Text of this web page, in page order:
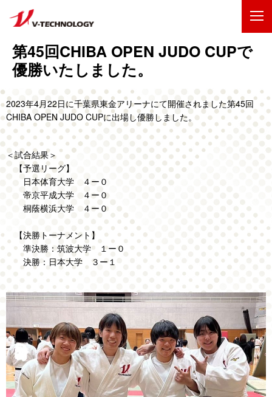
第45回CHIBA OPEN JUDO CUPで
優勝いたしました。
2023年4月22日に千葉県東金アリーナにて開催されました第45回
CHIBA OPEN JUDO CUPに出場し優勝しました。
＜試合結果＞
【予選リーグ】
日本体育大学 ４ー０
帝京平成大学 ４ー０
桐蔭横浜大学 ４ー０
【決勝トーナメント】
準決勝：筑波大学 １ー０
決勝：日本大学 ３ー１
企業情報
製品・事業
IR情報
採用情報
技術・開発
お問い合わせ
ENGLISH